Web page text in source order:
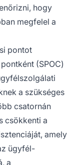
hogy
megfelel a
pontot
(SPOC)
a szükséges
csatornán
csökkenti a
amely
ügyfél-
a